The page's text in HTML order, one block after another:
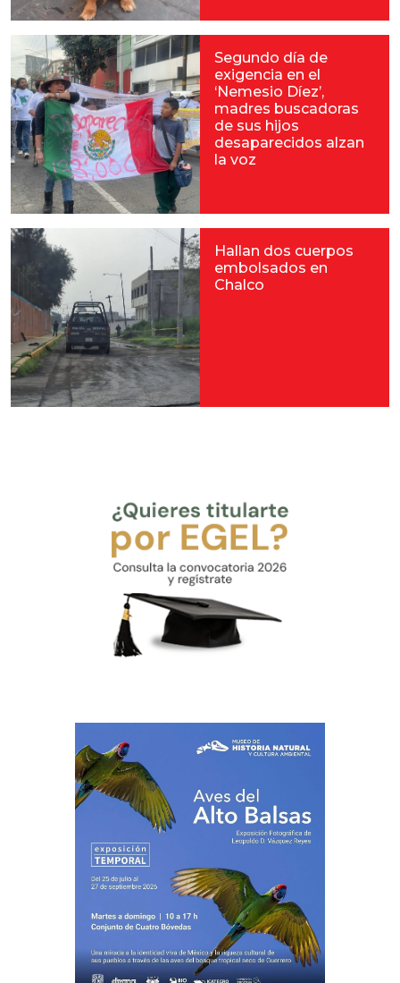
Segundo día de
exigencia en el
‘Nemesio Díez’,
madres buscadoras
de sus hijos
desaparecidos alzan
la voz
Hallan dos cuerpos
embolsados en
Chalco